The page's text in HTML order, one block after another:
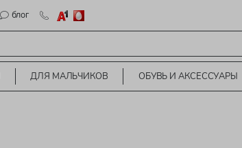
блог
ДЛЯ МАЛЬЧИКОВ ОБУВЬ И АКСЕССУАРЫ